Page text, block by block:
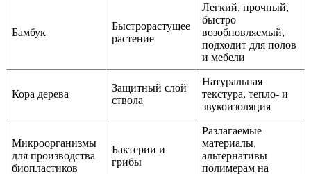
Бамбук
Быстрорастущее
растение
Легкий, прочный,
быстро
возобновляемый,
подходит для полов
и мебели
Кора дерева
Защитный слой
ствола
Натуральная
текстура, тепло- и
звукоизоляция
Микроорганизмы
для производства
биопластиков
Бактерии и
грибы
Разлагаемые
материалы,
альтернативы
полимерам на